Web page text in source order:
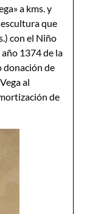
a kms. y
que
con el Niño
1374 de la
donación de
al
de